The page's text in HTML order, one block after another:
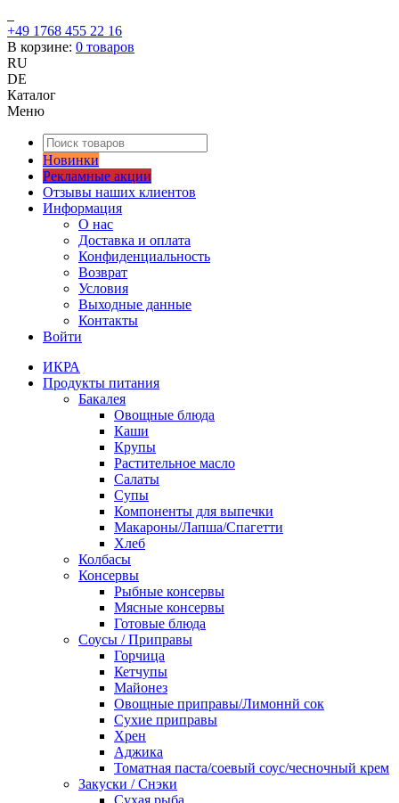
+49 1768 455 22 16
В корзине: 0 товаров
RU
DE
Каталог
Меню
Новинки
Рекламные акции
Отзывы наших клиентов
Информация
О нас
Доставка и оплата
Конфиденциальность
Возврат
Условия
Выходные данные
Контакты
Войти
ИКРА
Продукты питания
Бакалея
Овощные блюда
Каши
Крупы
Растительное масло
Салаты
Супы
Компоненты для выпечки
Макароны/Лапша/Спагетти
Хлеб
Колбасы
Консервы
Рыбные консервы
Мясные консервы
Готовые блюда
Соусы / Приправы
Горчица
Кетчупы
Майонез
Овощные приправы/Лимоннй сок
Сухие приправы
Хрен
Аджика
Томатная паста/соевый соус/чесночный крем
Закуски / Снэки
Сухая рыба